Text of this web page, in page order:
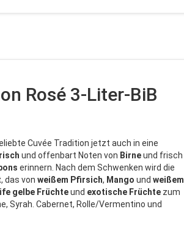
Rosé 3-Liter-BiB
Cuvée Tradition jetzt auch in eine
und offenbart Noten von Birneund frisch
erinnern. Nach dem Schwenken wird die
, das von weißem Pfirsich, Mango und weißem
gelbe Früchteund exotische Früchte zum
Syrah. Cabernet, Rolle/Vermentino und